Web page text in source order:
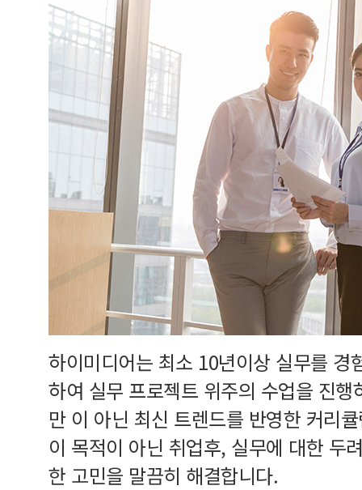
하이미디어는 최소 10년이상 실무를 경
하여 실무 프로젝트 위주의 수업을 진
만 이 아닌 최신 트렌드를 반영한 커리
이 목적이 아닌 취업후, 실무에 대한 두
한 고민을 말끔히 해결합니다.